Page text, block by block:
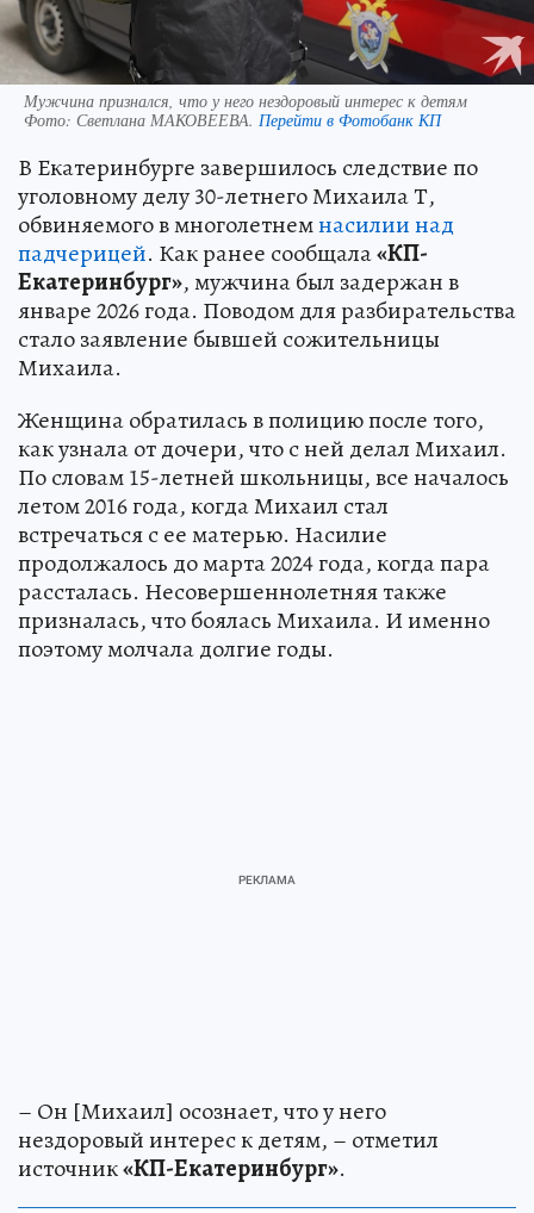
Мужчина признался, что у него нездоровый интерес к детям
Фото: Светлана МАКОВЕЕВА. Перейти в Фотобанк КП
В Екатеринбурге завершилось следствие по
уголовному делу 30-летнего Михаила Т,
обвиняемого в многолетнемнасилии над
падчерицей. Как ранее сообщала«КП-
Екатеринбург», мужчина был задержан в
январе 2026 года. Поводом для разбирательства
стало заявление бывшей сожительницы
Михаила.
Женщина обратилась в полицию после того,
как узнала от дочери, что с ней делал Михаил.
По словам 15-летней школьницы, все началось
летом 2016 года, когда Михаил стал
встречаться с ее матерью. Насилие
продолжалось до марта 2024 года, когда пара
рассталась. Несовершеннолетняя также
призналась, что боялась Михаила. И именно
поэтому молчала долгие годы.
– Он [Михаил] осознает, что у него
нездоровый интерес к детям, – отметил
источник«КП-Екатеринбург».